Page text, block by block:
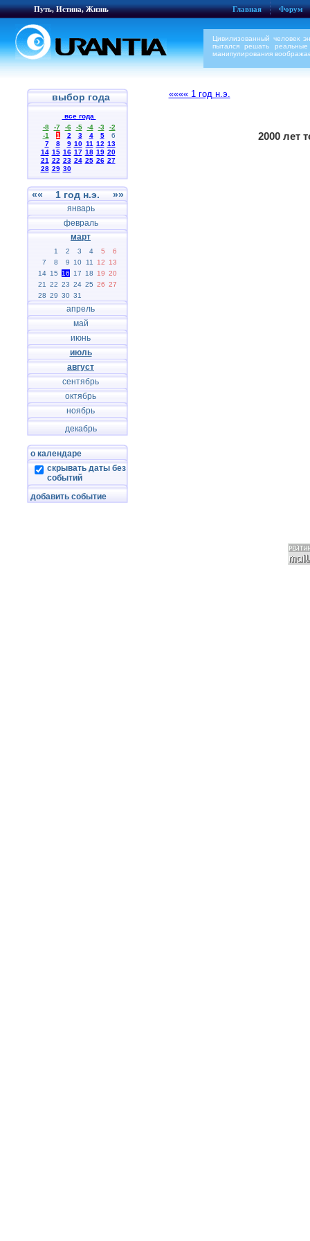
Путь, Истина, Жизнь Главная Форум
Цивилизованный человек
пытался решать
манипулирования
выбор года
все года
-8
-7 -6 -5 -4 -3
-2
-1
1 2 3 4 5
6
7
8 9 10 11 12 13
14 15 16 17 18 19 20
21 22 23 24 25 26 27
28 29 30
«« 1 год н.э. »»
январь
февраль
март
1 2 3 4 5
6
7
8 9 10 11 12
13
14 15 16 17 18 19 20
21
22 23 24 25 26 27
28 29 30 31
апрель
май
июнь
июль
август
сентябрь
октябрь
ноябрь
декабрь
о календаре
скрывать даты без
событий
добавить событие
«««« 1 год н.э.
2000 лет